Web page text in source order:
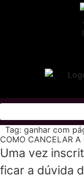
Tag: ganhar com
COMO CANCELAR A
Uma vez
ficar a dúvida